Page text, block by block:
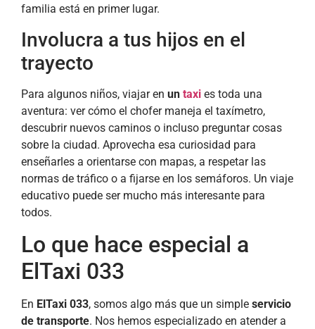
familia está en primer lugar.
Involucra a tus hijos en el
trayecto
Para algunos niños, viajar en un taxi es toda una
aventura: ver cómo el chofer maneja el taxímetro,
descubrir nuevos caminos o incluso preguntar cosas
sobre la ciudad. Aprovecha esa curiosidad para
enseñarles a orientarse con mapas, a respetar las
normas de tráfico o a fijarse en los semáforos. Un viaje
educativo puede ser mucho más interesante para
todos.
Lo que hace especial a
ElTaxi 033
En ElTaxi 033, somos algo más que un simple servicio
de transporte. Nos hemos especializado en atender a